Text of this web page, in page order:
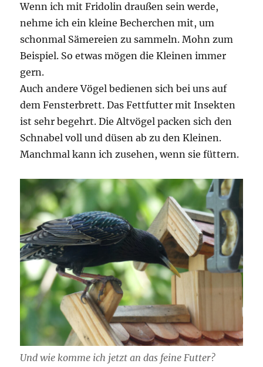
Wenn ich mit Fridolin draußen sein werde,
nehme ich ein kleine Becherchen mit, um
schonmal Sämereien zu sammeln. Mohn zum
Beispiel. So etwas mögen die Kleinen immer
gern.
Auch andere Vögel bedienen sich bei uns auf
dem Fensterbrett. Das Fettfutter mit Insekten
ist sehr begehrt. Die Altvögel packen sich den
Schnabel voll und düsen ab zu den Kleinen.
Manchmal kann ich zusehen, wenn sie füttern.
Und wie komme ich jetzt an das feine Futter?